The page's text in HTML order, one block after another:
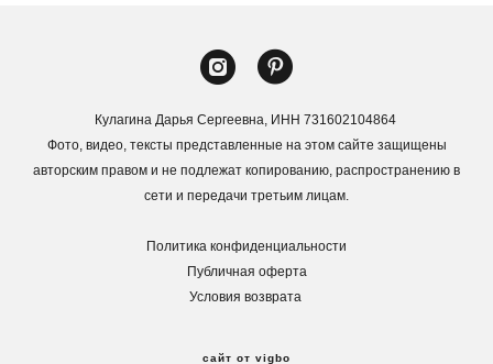
Кулагина Дарья Сергеевна, ИНН 731602104864
Фото, видео, тексты представленные на этом сайте защищены
авторским правом и не подлежат копированию, распространению в
сети и передачи третьим лицам.
Политика конфиденциальности
Публичная оферта
Условия возврата
сайт от vigbo